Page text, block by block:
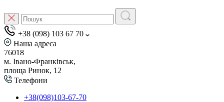
+38 (098) 103 67 70
Наша адреса
76018
м. Івано-Франківськ,
площа Ринок, 12
Телефони
+38(098)103-67-70